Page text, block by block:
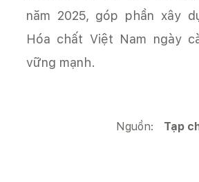
năm 2025, góp phần xây
Hóa chất Việt Nam ngày
vững mạnh.
Nguồn: Tạp